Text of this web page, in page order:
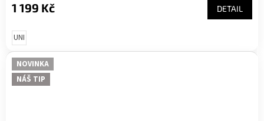
1 199 Kč DETAIL
UNI
NOVINKA
NÁŠ TIP